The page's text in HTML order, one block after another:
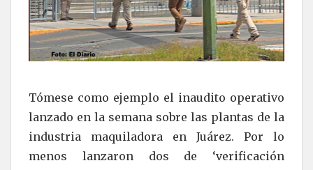
Tómese como ejemplo el inaudito operativo
lanzado en la semana sobre las plantas de la
industria maquiladora en Juárez. Por lo
menos lanzaron dos de ‘verificación